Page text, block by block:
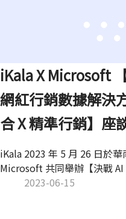
iKala X Microsoft
網紅行銷數據解決
合 X 精準行銷】座
iKala 2023 年 5 月 26 日於
Microsoft 共同舉辦【決戰
決方案 — AI X 網紅媒合 X 精
2023-06-15